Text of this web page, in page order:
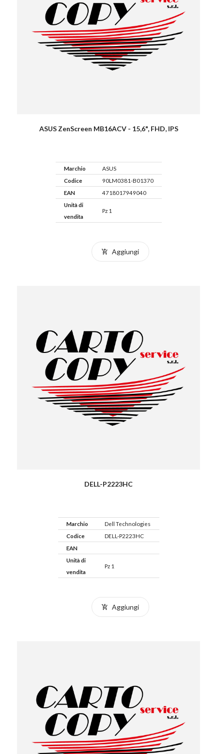
ASUS ZenScreen MB16ACV - 15,6", FHD, IPS
Marchio
ASUS
Codice
90LM0381-B01370
EAN
4718017949040
Unità di
vendita
Pz 1
Aggiungi
DELL-P2223HC
Marchio
Dell Technologies
Codice
DELL-P2223HC
EAN
Unità di
vendita
Pz 1
Aggiungi